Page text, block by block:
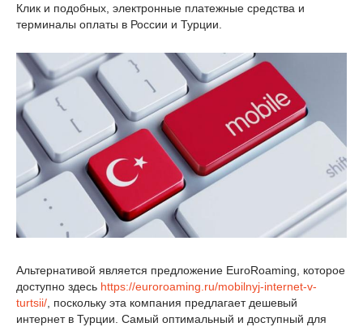
Клик и подобных, электронные платежные средства и
терминалы оплаты в России и Турции.
Альтернативой является предложение EuroRoaming, которое
доступно здесь https://euroroaming.ru/mobilnyj-internet-v-
turtsii/ , поскольку эта компания предлагает дешевый
интернет в Турции. Самый оптимальный и доступный для